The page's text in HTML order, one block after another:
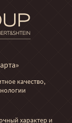
качество,
характер и